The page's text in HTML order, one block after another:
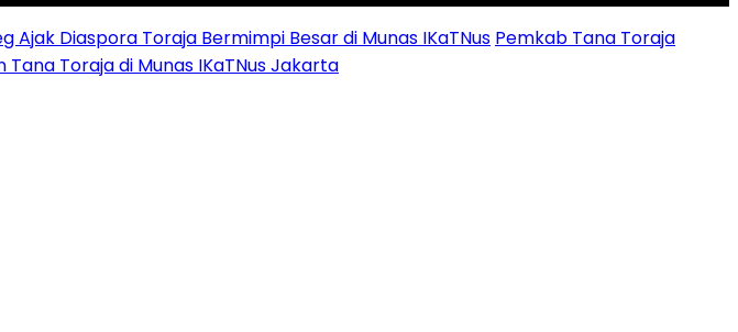
Ajak Diaspora Toraja Bermimpi Besar di Munas IKaTNus Pemkab Tana Toraja
Toraja di Munas IKaTNus Jakarta